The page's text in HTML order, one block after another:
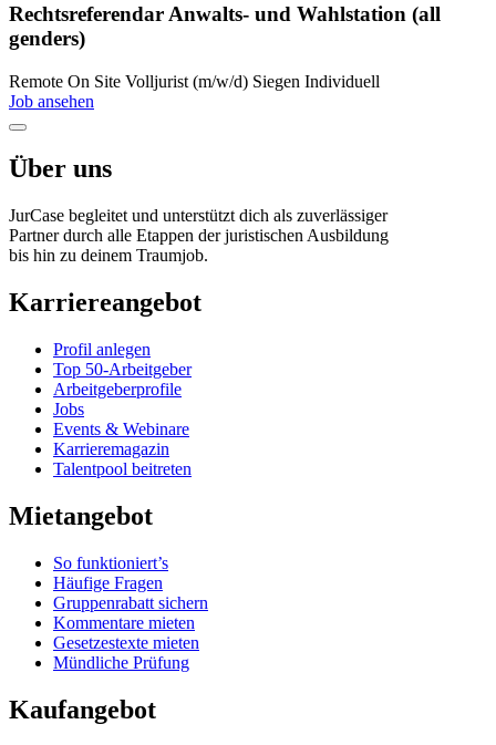
Rechtsreferendar Anwalts- und Wahlstation (all
genders)
Remote On Site Volljurist (m/w/d) Siegen Individuell
Job ansehen
Über uns
JurCase begleitet und unterstützt dich als zuverlässiger
Partner durch alle Etappen der juristischen Ausbildung
bis hin zu deinem Traumjob.
Karriereangebot
Profil anlegen
Top 50-Arbeitgeber
Arbeitgeberprofile
Jobs
Events & Webinare
Karrieremagazin
Talentpool beitreten
Mietangebot
So funktioniert’s
Häufige Fragen
Gruppenrabatt sichern
Kommentare mieten
Gesetzestexte mieten
Mündliche Prüfung
Kaufangebot